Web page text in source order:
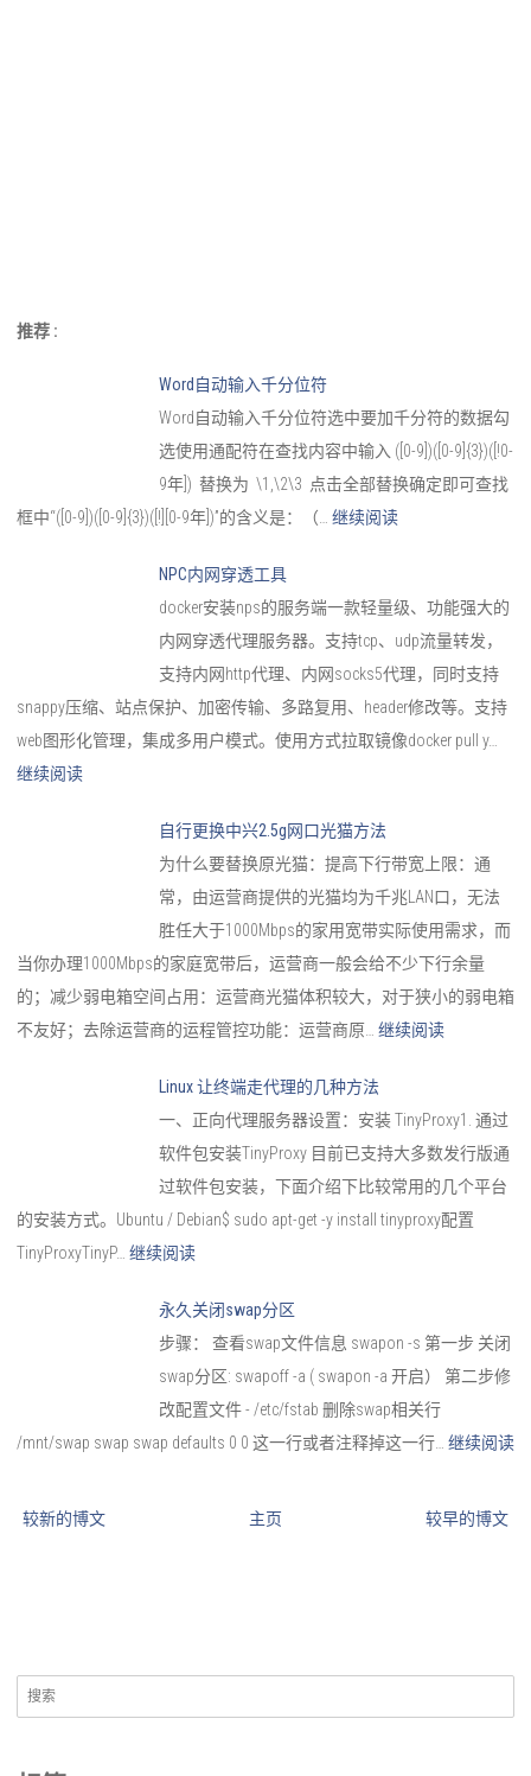
推荐 :
Word自动输入千分位符
Word自动输入千分位符选中要加千分符的数据勾
选使用通配符在查找内容中输入 ([0-9])([0-9]{3})([!0-
9年]) 替换为 \1,\2\3 点击全部替换确定即可查找
框中“([0-9])([0-9]{3})([!][0-9年])”的含义是：（… 继续阅读
NPC内网穿透工具
docker安装nps的服务端一款轻量级、功能强大的
内网穿透代理服务器。支持tcp、udp流量转发，
支持内网http代理、内网socks5代理，同时支持
snappy压缩、站点保护、加密传输、多路复用、header修改等。支持
web图形化管理，集成多用户模式。使用方式拉取镜像docker pull y…
继续阅读
自行更换中兴2.5g网口光猫方法
为什么要替换原光猫：提高下行带宽上限：通
常，由运营商提供的光猫均为千兆LAN口，无法
胜任大于1000Mbps的家用宽带实际使用需求，而
当你办理1000Mbps的家庭宽带后，运营商一般会给不少下行余量
的；减少弱电箱空间占用：运营商光猫体积较大，对于狭小的弱电箱
不友好；去除运营商的运程管控功能：运营商原… 继续阅读
Linux 让终端走代理的几种方法
一、正向代理服务器设置：安装 TinyProxy1. 通过
软件包安装TinyProxy 目前已支持大多数发行版通
过软件包安装，下面介绍下比较常用的几个平台
的安装方式。Ubuntu / Debian$ sudo apt-get -y install tinyproxy配置
TinyProxyTinyP… 继续阅读
永久关闭swap分区
步骤： 查看swap文件信息 swapon -s 第一步 关闭
swap分区: swapoff -a ( swapon -a 开启） 第二步修
改配置文件 - /etc/fstab 删除swap相关行
/mnt/swap swap swap defaults 0 0 这一行或者注释掉这一行… 继续阅读
较新的博文 较早的博文
主页
搜
索：